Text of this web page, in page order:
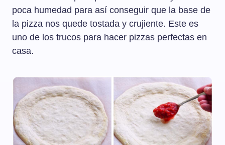
poca humedad para así conseguir que la base de
la pizza nos quede tostada y crujiente. Este es
uno de los trucos para hacer pizzas perfectas en
casa.